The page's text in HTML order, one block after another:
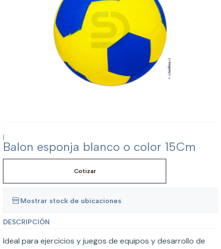
|
Balon esponja blanco o color 15Cm
Cotizar
Mostrar stock de ubicaciones
DESCRIPCIÓN
Ideal para ejercicios y juegos de equipos y desarrollo de